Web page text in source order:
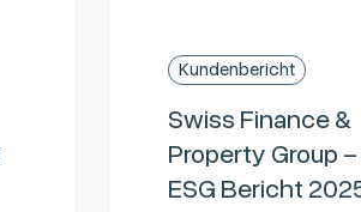
Kundenbericht
Swiss Finance &
Property Group –
ESG Bericht